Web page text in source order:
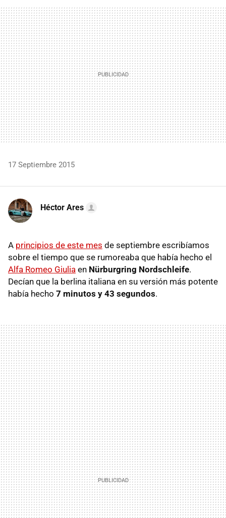
MAIL
17 Septiembre 2015
Héctor Ares
A principios de este mes de septiembre escribíamos
sobre el tiempo que se rumoreaba que había hecho el
Alfa Romeo Giulia en Nürburgring Nordschleife.
Decían que la berlina italiana en su versión más potente
había hecho 7 minutos y 43 segundos.